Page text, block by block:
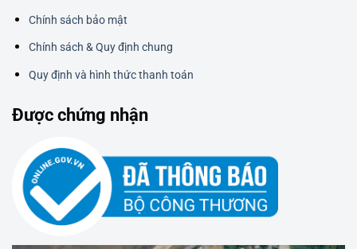
Chính sách bảo mật
Chính sách & Quy định chung
Quy định và hình thức thanh toán
Được chứng nhận